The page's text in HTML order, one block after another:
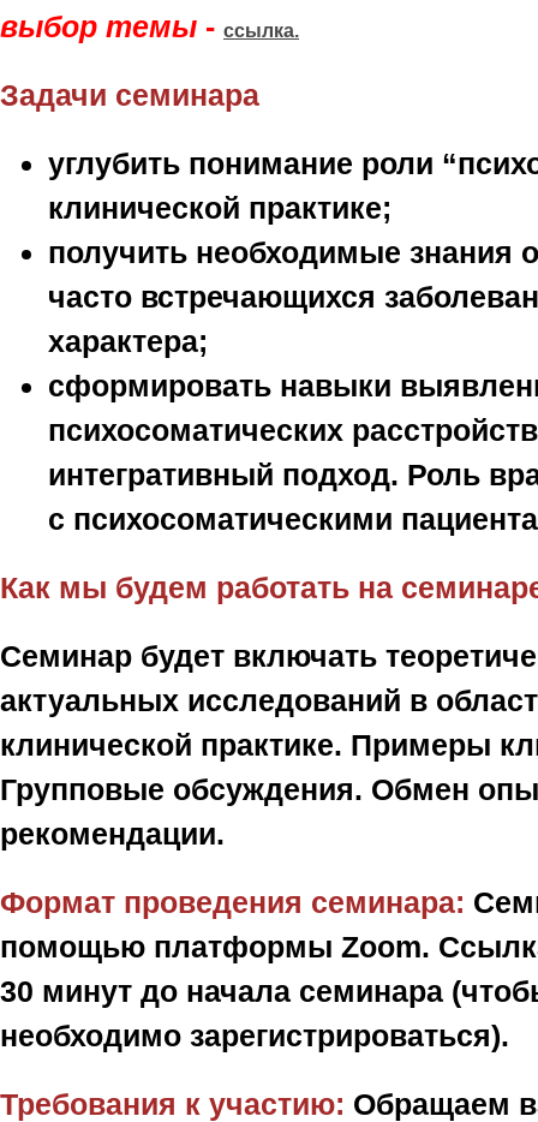
выбор темы - ссылка.
Задачи семинара
углубить понимание роли
клинической практике;
получить необходимые знания
часто встречающихся
характера;
сформировать навыки
психосоматических
интегративный подход. Роль
с психосоматическими
Как мы будем работать на
Семинар будет включать
актуальных исследований в
клинической практике. Примеры
Групповые обсуждения. Обмен
рекомендации.
Формат проведения семинара:
помощью платформы Zoom.
30 минут до начала семинара
необходимо зарегистрироваться).
Требования к участию: Обращаем